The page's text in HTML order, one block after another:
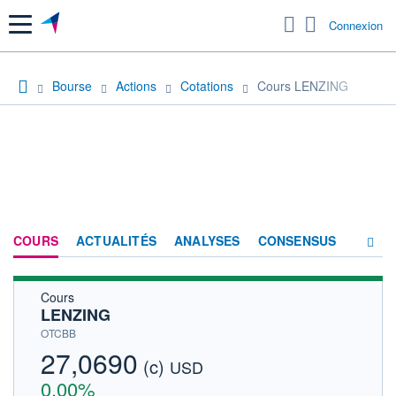
Menu Connexion
Bourse Actions Cotations Cours LENZING
COURS ACTUALITÉS ANALYSES CONSENSUS
ACTIONNAIRES
Cours
LENZING
OTCBB
27,0690 (c) USD
0,00%